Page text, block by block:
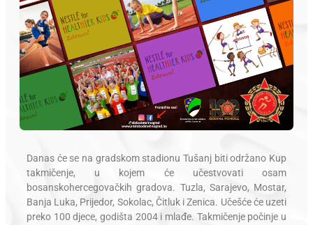
Danas će se na gradskom stadionu Tušanj biti održano Kup
takmičenje, u kojem će učestvovati osam
bosanskohercegovačkih gradova. Tuzla, Sarajevo, Mostar,
Banja Luka, Prijedor, Sokolac, Čitluk i Zenica. Učešće će uzeti
preko 100 djece, godišta 2004 i mlađe. Takmičenje počinje u